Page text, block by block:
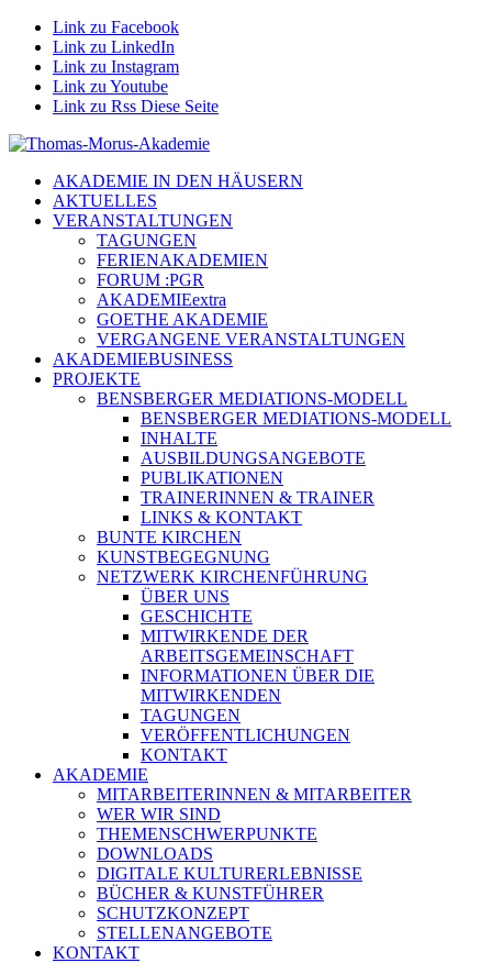
Link zu Facebook
Link zu LinkedIn
Link zu Instagram
Link zu Youtube
Link zu Rss Diese Seite
AKADEMIE IN DEN HÄUSERN
AKTUELLES
VERANSTALTUNGEN
TAGUNGEN
FERIENAKADEMIEN
FORUM :PGR
AKADEMIEextra
GOETHE AKADEMIE
VERGANGENE VERANSTALTUNGEN
AKADEMIEBUSINESS
PROJEKTE
BENSBERGER MEDIATIONS-MODELL
BENSBERGER MEDIATIONS-MODELL
INHALTE
AUSBILDUNGSANGEBOTE
PUBLIKATIONEN
TRAINERINNEN & TRAINER
LINKS & KONTAKT
BUNTE KIRCHEN
KUNSTBEGEGNUNG
NETZWERK KIRCHENFÜHRUNG
ÜBER UNS
GESCHICHTE
MITWIRKENDE DER
ARBEITSGEMEINSCHAFT
INFORMATIONEN ÜBER DIE
MITWIRKENDEN
TAGUNGEN
VERÖFFENTLICHUNGEN
KONTAKT
AKADEMIE
MITARBEITERINNEN & MITARBEITER
WER WIR SIND
THEMENSCHWERPUNKTE
DOWNLOADS
DIGITALE KULTURERLEBNISSE
BÜCHER & KUNSTFÜHRER
SCHUTZKONZEPT
STELLENANGEBOTE
KONTAKT